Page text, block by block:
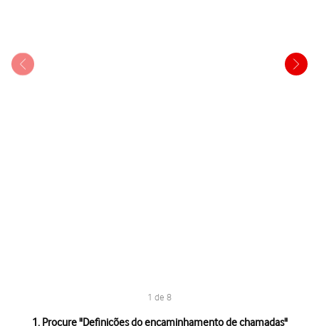
1 de 8
1 de 81. Procure "Definições do encaminhamento de chamadas"